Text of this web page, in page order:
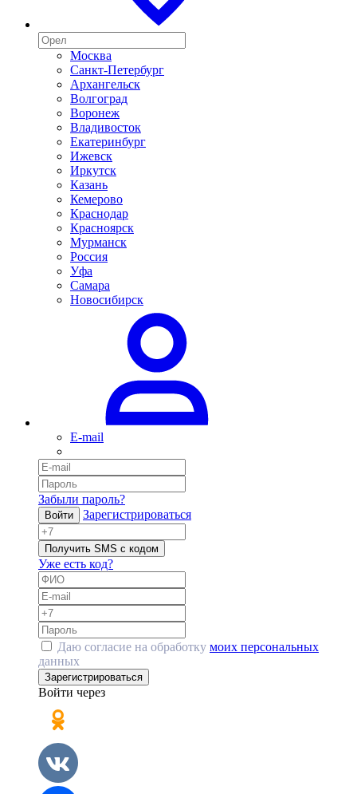
Москва
Санкт-Петербург
Архангельск
Волгоград
Воронеж
Владивосток
Екатеринбург
Ижевск
Иркутск
Казань
Кемерово
Краснодар
Красноярск
Мурманск
Россия
Уфа
Самара
Новосибирск
E-mail
Забыли пароль?
Войти Зарегистрироваться
Получить SMS с кодом
Уже есть код?
Даю согласие на обработку моих персональных
данных
Зарегистрироваться
Войти через